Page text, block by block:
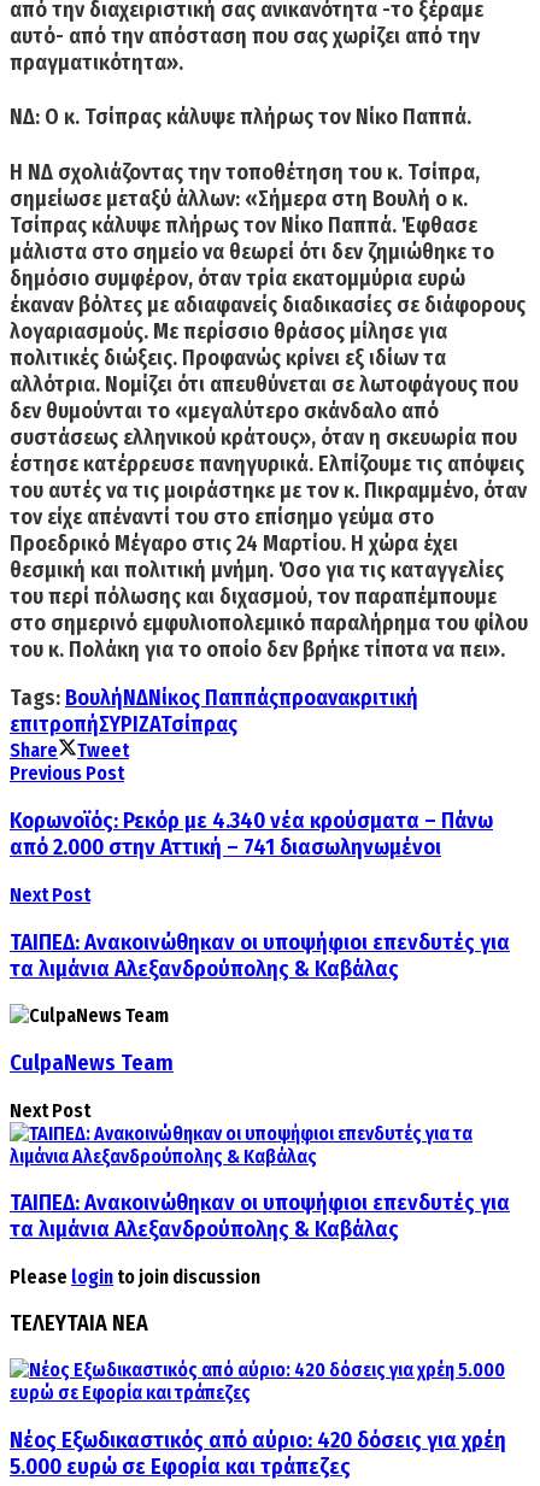
από την διαχειριστική σας ανικανότητα -το ξέραμε
αυτό- από την απόσταση που σας χωρίζει από την
πραγματικότητα».
ΝΔ: O κ. Τσίπρας κάλυψε πλήρως τον Νίκο Παππά.
Η ΝΔ σχολιάζοντας την τοποθέτηση του κ. Τσίπρα,
σημείωσε μεταξύ άλλων: «Σήμερα στη Βουλή ο κ.
Τσίπρας κάλυψε πλήρως τον Νίκο Παππά. Έφθασε
μάλιστα στο σημείο να θεωρεί ότι δεν ζημιώθηκε το
δημόσιο συμφέρον, όταν τρία εκατομμύρια ευρώ
έκαναν βόλτες με αδιαφανείς διαδικασίες σε διάφορους
λογαριασμούς. Με περίσσιο θράσος μίλησε για
πολιτικές διώξεις. Προφανώς κρίνει εξ ιδίων τα
αλλότρια. Νομίζει ότι απευθύνεται σε λωτοφάγους που
δεν θυμούνται το «μεγαλύτερο σκάνδαλο από
συστάσεως ελληνικού κράτους», όταν η σκευωρία που
έστησε κατέρρευσε πανηγυρικά. Ελπίζουμε τις απόψεις
του αυτές να τις μοιράστηκε με τον κ. Πικραμμένο, όταν
τον είχε απέναντί του στο επίσημο γεύμα στο
Προεδρικό Μέγαρο στις 24 Μαρτίου. Η χώρα έχει
θεσμική και πολιτική μνήμη. Όσο για τις καταγγελίες
του περί πόλωσης και διχασμού, τονπαραπέμπουμε
στο σημερινό εμφυλιοπολεμικό παραλήρημα του φίλου
του κ. Πολάκη για το οποίο δεν βρήκε τίποτα να πει».
Tags: ΒουλήΝΔΝίκος Παππάςπροανακριτική
επιτροπήΣΥΡΙΖΑΤσίπρας
Share
Tweet
Previous Post
Κορωνοϊός: Ρεκόρ με 4.340 νέα κρούσματα – Πάνω
από 2.000 στην Αττική – 741 διασωληνωμένοι
Next Post
ΤΑΙΠΕΔ: Ανακοινώθηκαν οι υποψήφιοι επενδυτές για
τα λιμάνια Αλεξανδρούπολης & Καβάλας
CulpaNews Team
Next Post
ΤΑΙΠΕΔ: Ανακοινώθηκαν οι υποψήφιοι επενδυτές για
τα λιμάνια Αλεξανδρούπολης & Καβάλας
Please login to join discussion
ΤΕΛΕΥΤΑΙΑ ΝΕΑ
Νέος Εξωδικαστικός από αύριο: 420 δόσεις για χρέη
5.000 ευρώ σε Εφορία και τράπεζες